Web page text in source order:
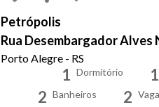
Petrópolis
Rua Desembargador Alves
Porto Alegre - RS
1 Dormitório 1
2 Banheiros 2